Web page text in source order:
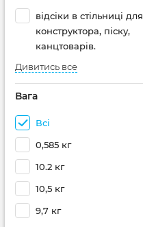
відсіки в стільниці для
конструктора, піску,
канцтоварів.
Дивитись все
Вага
Всі
0,585 кг
10.2 кг
10,5 кг
9,7 кг